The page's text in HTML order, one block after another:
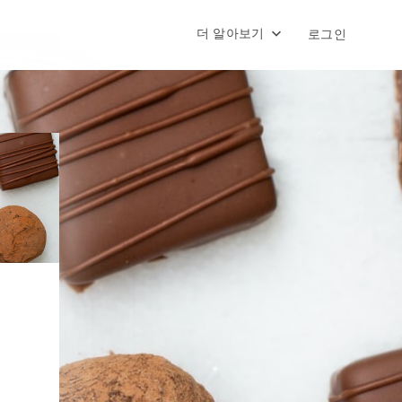
더 알아보기 로그인